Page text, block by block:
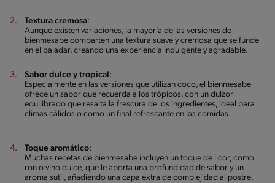
Textura cremosa:
Aunque existen variaciones, la mayoría de las versiones de
bienmesabe comparten una textura suave y cremosa que se funde
en el paladar, creando una experiencia indulgente y agradable.
Sabor dulce y tropical :
Especialmente en las versiones que utilizan coco, el bienmesabe
ofrece un sabor que recuerda a los trópicos, con un dulzor
equilibrado que resalta la frescura de los ingredientes, ideal para
climas cálidos o como un final refrescante en las comidas.
Toque aromático:
Muchas recetas de bienmesabe incluyen un toque de licor, como
ron o vino dulce, que le aporta una profundidad de sabor y un
aroma sutil, añadiendo una capa extra de complejidad al postre.